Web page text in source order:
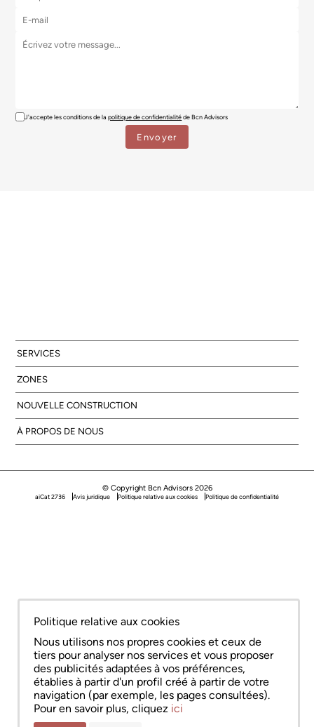
J'accepte les conditions de lapolitique de confidentialitéde Bcn Advisors
SERVICES
ZONES
NOUVELLE CONSTRUCTION
À PROPOS DE NOUS
© Copyright Bcn Advisors 2026
aiCat 2736 Avis juridique Politique relative aux cookies Politique de confidentialité
Politique relative aux cookies
Nous utilisons nos propres cookies et ceux de
tiers pour analyser nos services et vous proposer
des publicités adaptées à vos préférences,
établies à partir d'un profil créé à partir de votre
navigation (par exemple, les pages consultées).
Pour en savoir plus, cliquez ici